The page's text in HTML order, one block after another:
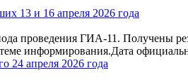
13 и 16 апреля 2026 года
проведения ГИА-11. Получены
информирования.Дата
24 апреля 2026 года